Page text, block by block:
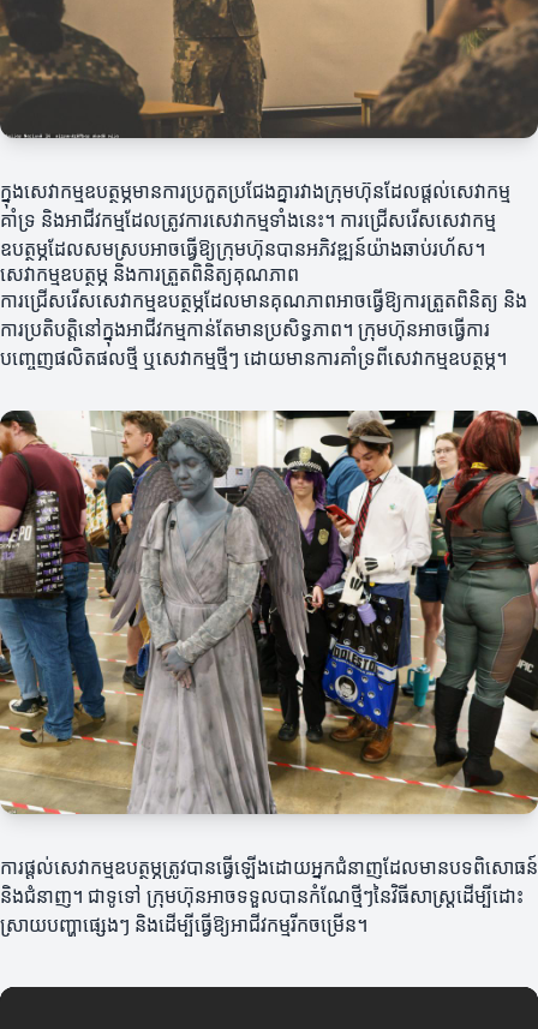
ក្នុងសេវាកម្មឧបត្ថម្ភមានការប្រកួតប្រជែងគ្នារវាងក្រុមហ៊ុនដែលផ្តល់សេវាកម្ម
គាំទ្រ និងអាជីវកម្មដែលត្រូវការសេវាកម្មទាំងនេះ។ ការជ្រើសរើសសេវាកម្ម
ឧបត្ថម្ភដែលសមស្របអាចធ្វើឱ្យក្រុមហ៊ុនបានអភិវឌ្ឍន៍យ៉ាងឆាប់រហ័ស។
សេវាកម្មឧបត្ថម្ភ និងការត្រួតពិនិត្យគុណភាព
ការជ្រើសរើសសេវាកម្មឧបត្ថម្ភដែលមានគុណភាពអាចធ្វើឱ្យការត្រួតពិនិត្យ និង
ការប្រតិបត្តិនៅក្នុងអាជីវកម្មកាន់តែមានប្រសិទ្ធភាព។ ក្រុមហ៊ុនអាចធ្វើការ
បញ្ចេញផលិតផលថ្មី ឬសេវាកម្មថ្មីៗ ដោយមានការគាំទ្រពីសេវាកម្មឧបត្ថម្ភ។
ការផ្តល់សេវាកម្មឧបត្ថម្ភត្រូវបានធ្វើឡើងដោយអ្នកជំនាញដែលមានបទពិសោធន៍
និងជំនាញ។ ជាទូទៅ ក្រុមហ៊ុនអាចទទួលបានកំណែថ្មីៗនៃវិធីសាស្ត្រដើម្បីដោះ
ស្រាយបញ្ហាផ្សេងៗ និងដើម្បីធ្វើឱ្យអាជីវកម្មរីកចម្រើន។